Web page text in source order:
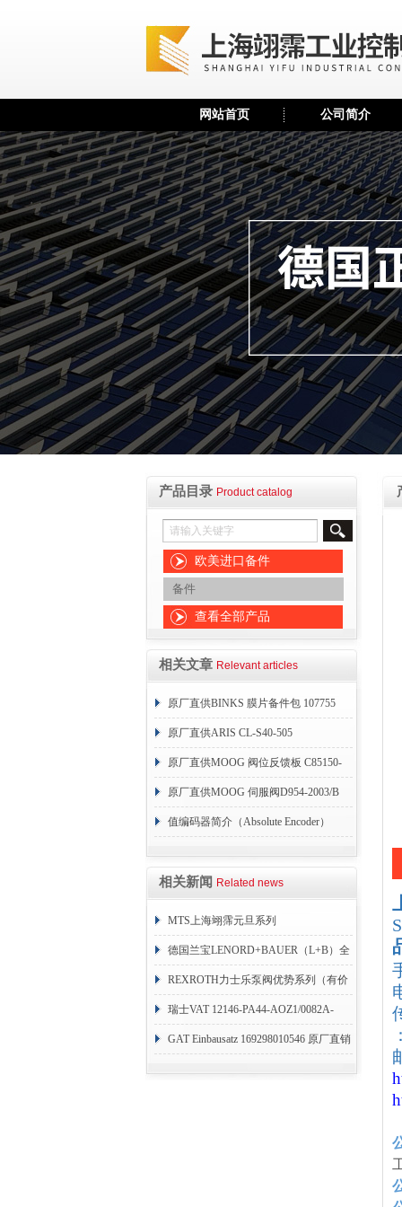
网站首页 公司简介
产品目录 Product catalog
欧美进口备件
备件
查看全部产品
相关文章 Relevant articles
原厂直供BINKS 膜片备件包 107755
原厂直供ARIS CL-S40-505
原厂直供MOOG 阀位反馈板 C85150-
004
原厂直供MOOG 伺服阀D954-2003/B
值编码器简介（Absolute Encoder）
相关新闻 Related news
MTS上海翊霈元旦系列
RHM3050MR081A01
德国兰宝LENORD+BAUER（L+B）全
系列编码器
REXROTH力士乐泵阀优势系列（有价
目表）
瑞士VAT 12146-PA44-AOZ1/0082A-
1173938
GAT Einbausatz 169298010546 原厂直销